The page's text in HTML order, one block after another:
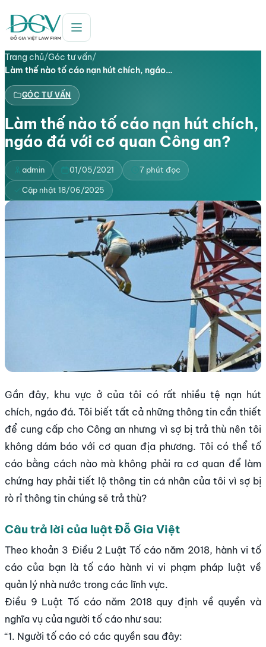
Trang chủ/Góc tư vấn/
Làm thế nào tố cáo nạn hút chích, ngáo…
GÓC TƯ VẤN
Làm thế nào tố cáo nạn hút chích,
ngáo đá với cơ quan Công an?
admin 01/05/2021 7 phút đọc
Cập nhật 18/06/2025
Gần đây, khu vực ở của tôi có rất nhiều tệ nạn hút
chích, ngáo đá. Tôi biết tất cả những thông tin cần thiết
để cung cấp cho Công an nhưng vì sợ bị trả thù nên tôi
không dám báo với cơ quan địa phương. Tôi có thể tố
cáo bằng cách nào mà không phải ra cơ quan để làm
chứng hay phải tiết lộ thông tin cá nhân của tôi vì sợ bị
rò rỉ thông tin chúng sẽ trả thù?
Câu trả lời của luật Đỗ Gia Việt
Theo khoản 3 Điều 2 Luật Tố cáo năm 2018, hành vi tố
cáo của bạn là tố cáo hành vi vi phạm pháp luật về
quản lý nhà nước trong các lĩnh vực.
Điều 9 Luật Tố cáo năm 2018 quy định về quyền và
nghĩa vụ của người tố cáo như sau:
“1. Người tố cáo có các quyền sau đây: